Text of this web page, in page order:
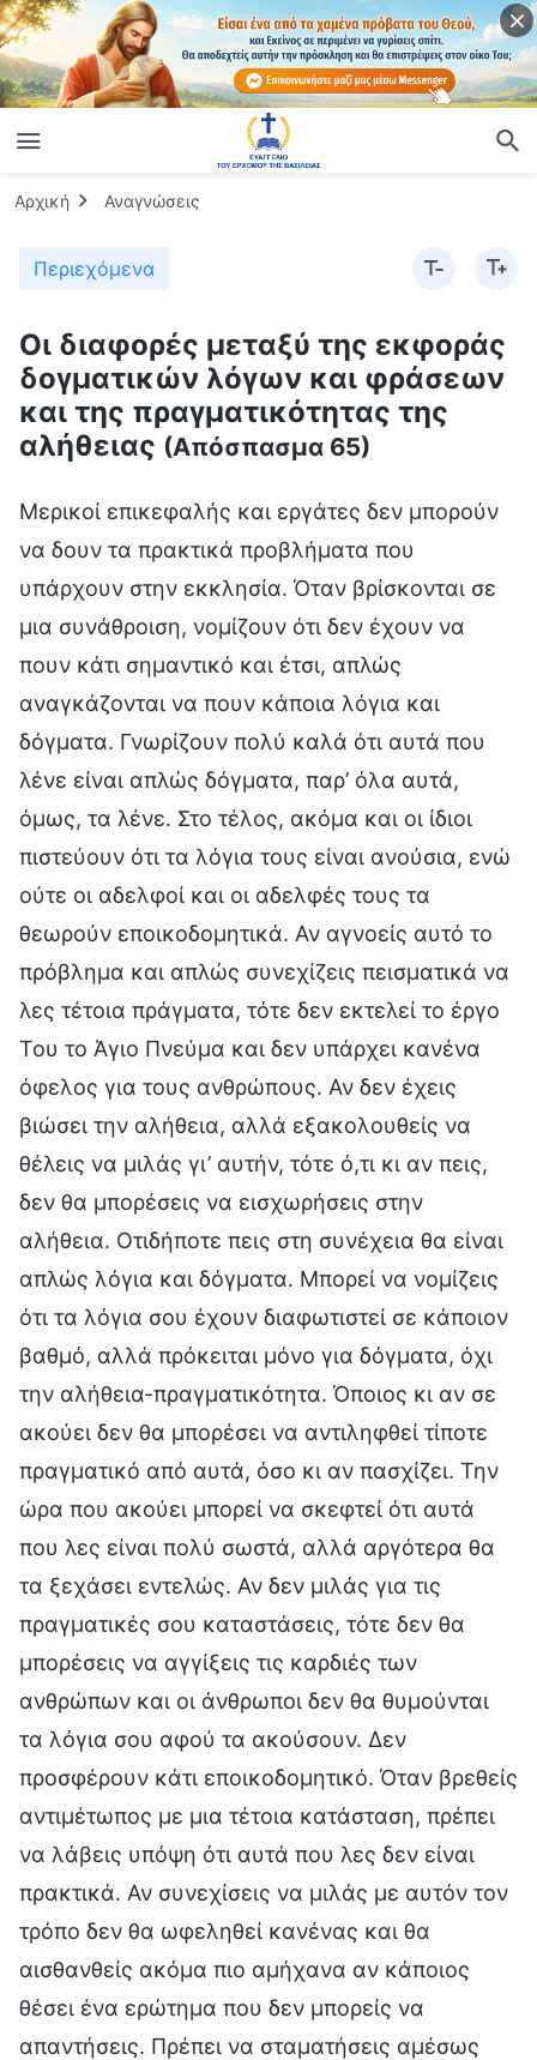
Αρχική Αναγνώσεις
Περιεχόμενα
Οι διαφορές μεταξύ της εκφοράς
δογματικών λόγων και φράσεων
και της πραγματικότητας της
αλήθειας (Απόσπασμα 65)
Μερικοί επικεφαλής και εργάτες δεν μπορούν
να δουν τα πρακτικά προβλήματα που
υπάρχουν στην εκκλησία. Όταν βρίσκονται σε
μια συνάθροιση, νομίζουν ότι δεν έχουν να
πουν κάτι σημαντικό και έτσι, απλώς
αναγκάζονται να πουν κάποια λόγια και
δόγματα. Γνωρίζουν πολύ καλά ότι αυτά που
λένε είναι απλώς δόγματα, παρ’ όλα αυτά,
όμως, τα λένε. Στο τέλος, ακόμα και οι ίδιοι
πιστεύουν ότι τα λόγια τους είναι ανούσια, ενώ
ούτε οι αδελφοί και οι αδελφές τους τα
θεωρούν εποικοδομητικά. Αν αγνοείς αυτό το
πρόβλημα και απλώς συνεχίζεις πεισματικά να
λες τέτοια πράγματα, τότε δεν εκτελεί το έργο
Του το Άγιο Πνεύμα και δεν υπάρχει κανένα
όφελος για τους ανθρώπους. Αν δεν έχεις
βιώσει την αλήθεια, αλλά εξακολουθείς να
θέλεις να μιλάς γι’ αυτήν, τότε ό,τι κι αν πεις,
δεν θα μπορέσεις να εισχωρήσεις στην
αλήθεια. Οτιδήποτε πεις στη συνέχεια θα είναι
απλώς λόγια και δόγματα. Μπορεί να νομίζεις
ότι τα λόγια σου έχουν διαφωτιστεί σε κάποιον
βαθμό, αλλά πρόκειται μόνο για δόγματα, όχι
την αλήθεια-πραγματικότητα. Όποιος κι αν σε
ακούει δεν θα μπορέσει να αντιληφθεί τίποτε
πραγματικό από αυτά, όσο κι αν πασχίζει. Την
ώρα που ακούει μπορεί να σκεφτεί ότι αυτά
που λες είναι πολύ σωστά, αλλά αργότερα θα
τα ξεχάσει εντελώς. Αν δεν μιλάς για τις
πραγματικές σου καταστάσεις, τότε δεν θα
μπορέσεις να αγγίξεις τις καρδιές των
ανθρώπων και οι άνθρωποι δεν θα θυμούνται
τα λόγια σου αφού τα ακούσουν. Δεν
προσφέρουν κάτι εποικοδομητικό. Όταν βρεθείς
αντιμέτωπος με μια τέτοια κατάσταση, πρέπει
να λάβεις υπόψη ότι αυτά που λες δεν είναι
πρακτικά. Αν συνεχίσεις να μιλάς με αυτόν τον
τρόπο δεν θα ωφεληθεί κανένας και θα
αισθανθείς ακόμα πιο αμήχανα αν κάποιος
θέσει ένα ερώτημα που δεν μπορείς να
απαντήσεις. Πρέπει να σταματήσεις αμέσως